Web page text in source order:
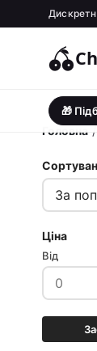
🎁
Головна
Ціна
Від